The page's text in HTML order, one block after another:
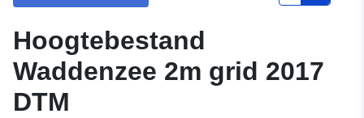
Hoogtebestand
Waddenzee 2m grid 2017
DTM